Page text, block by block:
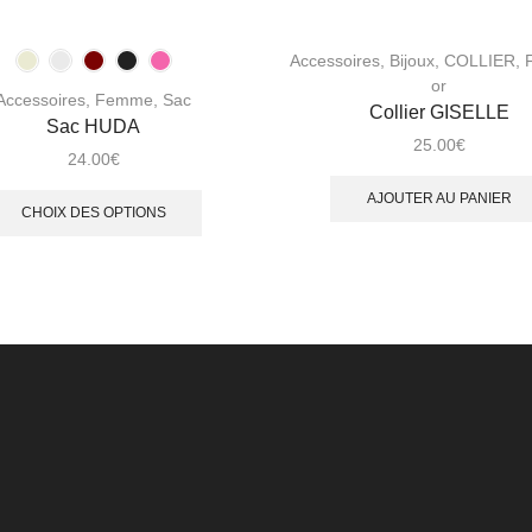
Femme Sac
Sac HUDA
24.00€
CHOIX DES OPTIONS
Accessoires Bijoux COLLIER
or
Collier GISELLE
25.00€
AJOUTER AU PANIER